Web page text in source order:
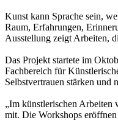
Kunst kann Sprache sein,
Raum, Erfahrungen,
Ausstellung zeigt Arbeiten,
Das Projekt startete im
Fachbereich für
Selbstvertrauen stärken und
„Im künstlerischen Arbeiten
mit. Die Workshops